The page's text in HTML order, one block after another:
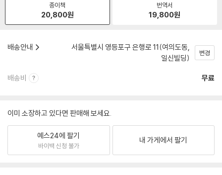
종이책
20,800원
번역서
19,800원
배송안내
서울특별시 영등포구 은행로 11(여의도동,
일신빌딩)
변경
배송비 무료
이미 소장하고 있다면 판매해 보세요.
예스24에 팔기
바이백 신청 불가
내 가게에서 팔기